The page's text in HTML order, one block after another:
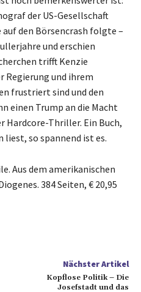
der US-Gesellschaft
den Börsencrash folgte –
und erschien
trifft Kenzie
Regierung und ihrem
frustriert sind und den
einen Trump an die Macht
Hardcore-Thriller. Ein Buch,
liest, so spannend ist es.
Aus dem amerikanischen
384 Seiten, € 20,95
Nächster Artikel
Kopflose Politik – Die
Josefstadt und das